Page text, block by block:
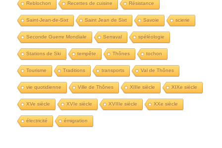
Reblochon Recettes de cuisine Résistance
Saint-Jean-de-Sixt Saint Jean de Sixt Savoie scierie
Seconde Guerre Mondiale Serraval spéléologie
Stations de Ski tempête Thônes tochon
Tourisme Traditions transports Val de Thônes
vie quotidienne Ville de Thônes XIIIe siècle XIXe siècle
XVe siècle XVIe siècle XVIIIe siècle XXe siècle
électricité émigration